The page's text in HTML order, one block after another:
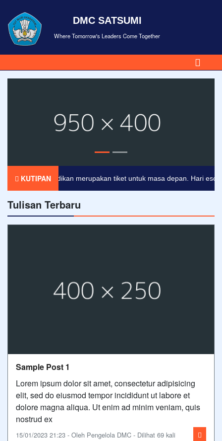
DMC SATSUMI
Where Tomorrow's Leaders Come Together
KUTIPAN
Pendidikan merupakan tiket untuk masa depan. Hari esok
Tulisan Terbaru
Sample Post 1
Lorem ipsum dolor sit amet, consectetur adipisicing
elit, sed do eiusmod tempor incididunt ut labore et
dolore magna aliqua. Ut enim ad minim veniam, quis
nostrud ex
15/01/2023 21:23 - Oleh Pengelola DMC - Dilihat 69 kali